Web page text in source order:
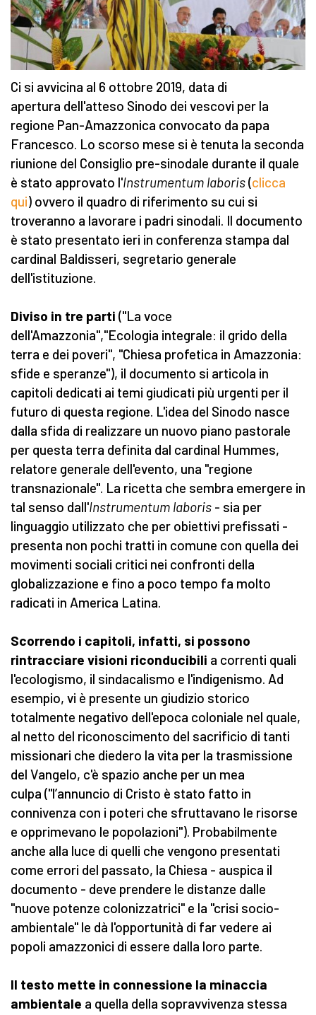
Ci si avvicina al 6 ottobre 2019, data di
apertura dell'atteso Sinodo dei vescovi per la
regione Pan-Amazzonica convocato da papa
Francesco. Lo scorso mese si è tenuta la seconda
riunione del Consiglio pre-sinodale durante il quale
è stato approvato l'Instrumentum laboris(clicca
qui) ovvero il quadro di riferimento su cui si
troveranno a lavorare i padri sinodali. Il documento
è stato presentato ieri in conferenza stampa dal
cardinal Baldisseri, segretario generale
dell'istituzione.
Diviso in tre parti ("La voce
dell'Amazzonia","Ecologia integrale: il grido della
terra e dei poveri", "Chiesa profetica in Amazzonia:
sfide e speranze"), il documento si articola in
capitoli dedicati ai temi giudicati più urgenti per il
futuro di questa regione. L'idea del Sinodo nasce
dalla sfida di realizzare un nuovo piano pastorale
per questa terra definita dal cardinal Hummes,
relatore generale dell'evento, una "regione
transnazionale". La ricetta che sembra emergere in
tal senso dall'Instrumentum laboris - sia per
linguaggio utilizzato che per obiettivi prefissati -
presenta non pochi tratti in comune con quella dei
movimenti sociali critici nei confronti della
globalizzazione e fino a poco tempo fa molto
radicati in America Latina.
Scorrendo i capitoli, infatti, si possono
rintracciare visioni riconducibili a correnti quali
l'ecologismo, il sindacalismo e l'indigenismo. Ad
esempio, vi è presente un giudizio storico
totalmente negativo dell'epoca coloniale nel quale,
al netto del riconoscimento del sacrificio di tanti
missionari che diedero la vita per la trasmissione
del Vangelo, c'è spazio anche per un mea
culpa ("l’annuncio di Cristo è stato fatto in
connivenza con i poteri che sfruttavano le risorse
e opprimevano le popolazioni"). Probabilmente
anche alla luce di quelli che vengono presentati
come errori del passato, la Chiesa - auspica il
documento - deve prendere le distanze dalle
"nuove potenze colonizzatrici" e la "crisi socio-
ambientale" le dà l'opportunità di far vedere ai
popoli amazzonici di essere dalla loro parte.
Il testo mette in connessione la minaccia
ambientale a quella della sopravvivenza stessa